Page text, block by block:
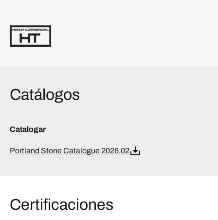
Catálogos
Catalogar
Portland Stone Catalogue 2026.02
Certificaciones